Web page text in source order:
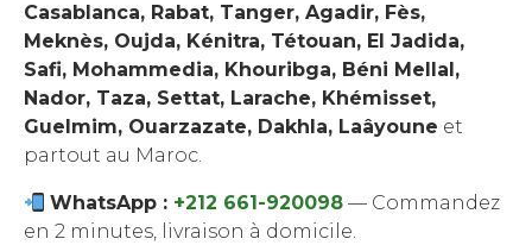
Casablanca, Rabat, Tanger, Agadir, Fès,
Meknès, Oujda, Kénitra, Tétouan, El Jadida,
Safi, Mohammedia, Khouribga, Béni Mellal,
Nador, Taza, Settat, Larache, Khémisset,
Guelmim, Ouarzazate, Dakhla, Laâyoune et
partout au Maroc.
WhatsApp : +212 661-920098 — Commandez
en 2 minutes, livraison à domicile.